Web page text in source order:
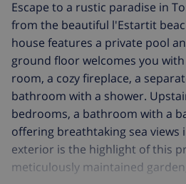
Escape to a rustic paradise in
from the beautiful l'Estartit
house features a private pool
ground floor welcomes you
room, a cozy fireplace, a
bathroom with a shower.
bedrooms, a bathroom with a
offering breathtaking sea views
exterior is the highlight of this
meticulously maintained